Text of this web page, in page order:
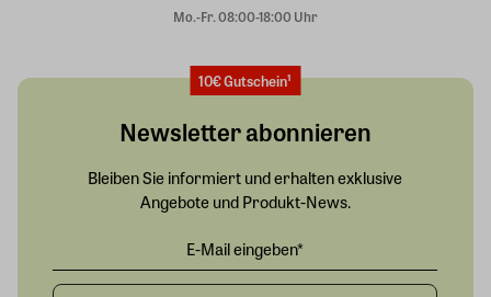
Mo.-Fr. 08:00-18:00 Uhr
10€ Gutschein¹
Newsletter abonnieren
Bleiben Sie informiert und erhalten exklusive
Angebote und Produkt-News.